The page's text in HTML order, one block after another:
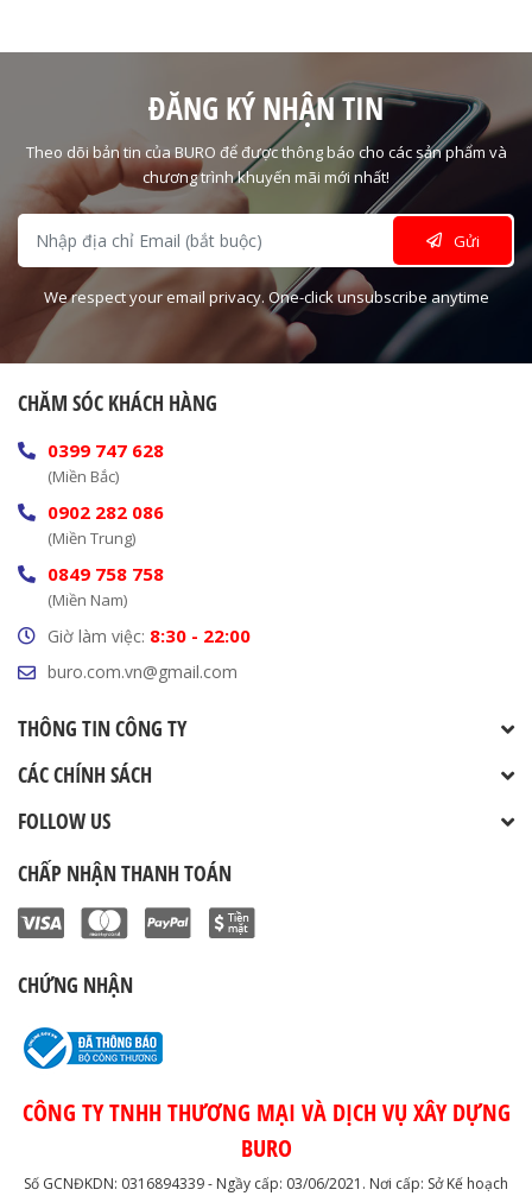
ĐĂNG KÝ NHẬN TIN
Theo dõi bản tin của BURO để được thông báo cho các sản phẩm và
chương trình khuyến mãi mới nhất!
Gửi
We respect your email privacy. One-click unsubscribe anytime
CHĂM SÓC KHÁCH HÀNG
0399 747 628
(Miền Bắc)
0902 282 086
(Miền Trung)
0849 758 758
(Miền Nam)
Giờ làm việc: 8:30 - 22:00
buro.com.vn@gmail.com
THÔNG TIN CÔNG TY
CÁC CHÍNH SÁCH
FOLLOW US
CHẤP NHẬN THANH TOÁN
CHỨNG NHẬN
CÔNG TY TNHH THƯƠNG MẠI VÀ DỊCH VỤ XÂY DỰNG
BURO
Số GCNĐKDN: 0316894339 - Ngầy cấp: 03/06/2021. Nơi cấp: Sở Kế hoạch